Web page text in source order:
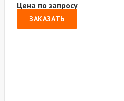
Цена по запросу
ЗАКАЗАТЬ